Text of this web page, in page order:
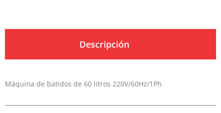
Descripción
Máquina de batidos de 60 litros 220V/60Hz/1Ph